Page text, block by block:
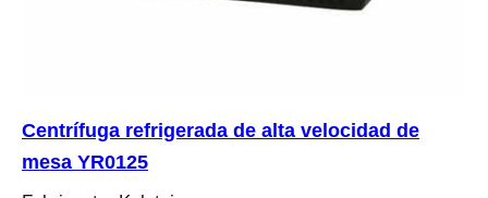
Centrífuga refrigerada de alta velocidad de
mesa YR0125